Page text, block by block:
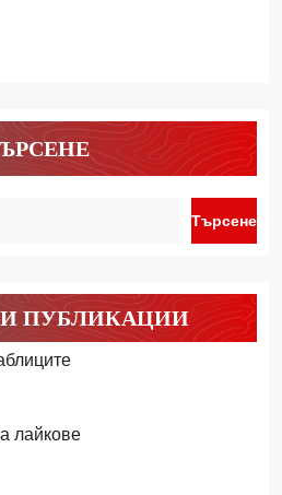
Търсене
ПУБЛИКАЦИИ
лайкове